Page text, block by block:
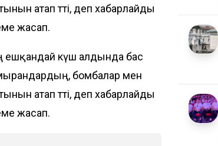
атап өтті, деп хабарлайды
жасап.
ешқандай күш алдында бас
бомбалар мен
атап өтті, деп хабарлайды
жасап.